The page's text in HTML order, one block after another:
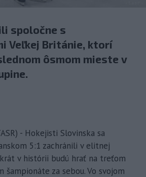
spoločne s
Veľkej Británie, ktorí
ôsmom mieste v
- Hokejisti Slovinska sa
5:1 zachránili v elitnej
v histórii budú hrať na treťom
šampionáte za sebou. Vo svojom